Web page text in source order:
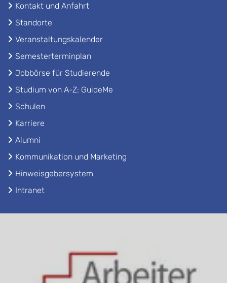
Kontakt und Anfahrt
Standorte
Veranstaltungskalender
Semesterterminplan
Jobbörse für Studierende
Studium von A-Z: GuideMe
Schulen
Karriere
Alumni
Kommunikation und Marketing
Hinweisgebersystem
Intranet